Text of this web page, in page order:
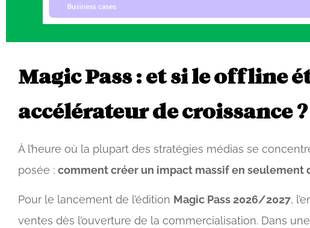
Magic Pass : et si le offline
accélérateur de croissance ?
À l’heure où la plupart des stratégies médias se
posée : comment créer un impact massif en seulement
Pour le lancement de l’édition Magic Pass 2026/2027,
ventes dès l’ouverture de la commercialisation. Dans